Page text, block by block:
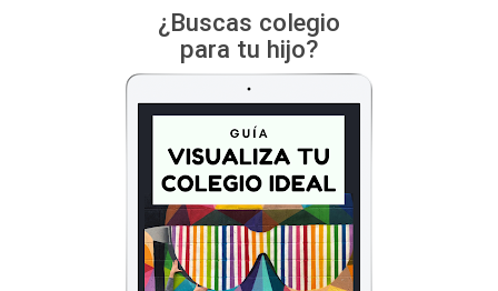
¿Buscas colegio
para tu hijo?